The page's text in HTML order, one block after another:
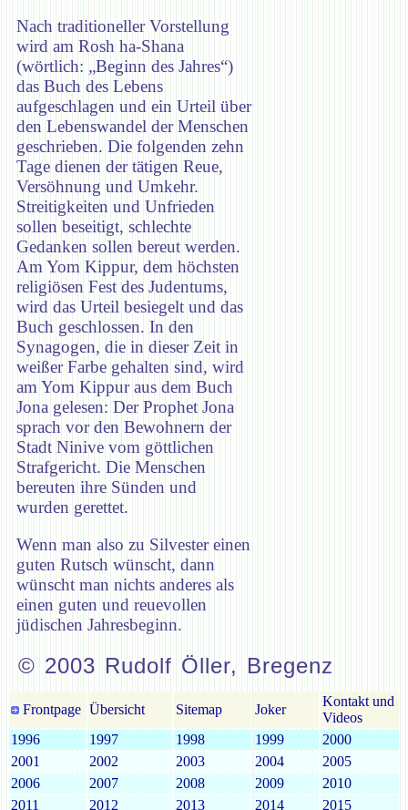
Nach traditioneller Vorstellung
wird am Rosh ha-Shana
(wörtlich: „Beginn des Jahres“)
das Buch des Lebens
aufgeschlagen und ein Urteil über
den Lebenswandel der Menschen
geschrieben. Die folgenden zehn
Tage dienen der tätigen Reue,
Versöhnung und Umkehr.
Streitigkeiten und Unfrieden
sollen beseitigt, schlechte
Gedanken sollen bereut werden.
Am Yom Kippur, dem höchsten
religiösen Fest des Judentums,
wird das Urteil besiegelt und das
Buch geschlossen. In den
Synagogen, die in dieser Zeit in
weißer Farbe gehalten sind, wird
am Yom Kippur aus dem Buch
Jona gelesen: Der Prophet Jona
sprach vor den Bewohnern der
Stadt Ninive vom göttlichen
Strafgericht. Die Menschen
bereuten ihre Sünden und
wurden gerettet.
Wenn man also zu Silvester einen
guten Rutsch wünscht, dann
wünscht man nichts anderes als
einen guten und reuevollen
jüdischen Jahresbeginn.
© 2003 Rudolf Öller, Bregenz
Frontpage Übersicht Sitemap Joker
Kontakt und
Videos
1996
1997 1998 1999
2000
2001
2002 2003 2004
2005
2006
2007 2008 2009
2010
2011
2012 2013 2014 2015